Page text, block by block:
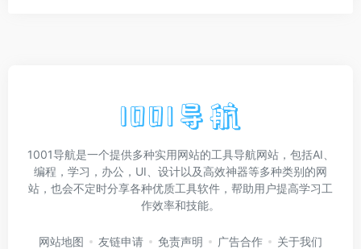
1001导航是一个提供多种实用网站的工具导航网站，包括AI、
编程，学习，办公，UI、设计以及高效神器等多种类别的网
站，也会不定时分享各种优质工具软件，帮助用户提高学习工
作效率和技能。
网站地图 友链申请 免责声明 广告合作 关于我们